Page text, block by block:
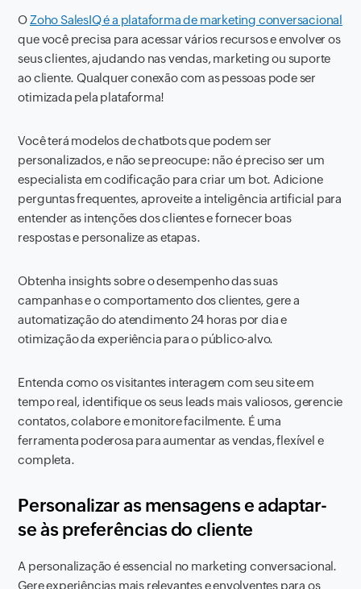
O Zoho SalesIQ é a plataforma de marketing conversacional
que você precisa para acessar vários recursos e envolver os
seus clientes, ajudando nas vendas, marketing ou suporte
ao cliente. Qualquer conexão com as pessoas pode ser
otimizada pela plataforma!
Você terá modelos de chatbots que podem ser
personalizados, e não se preocupe: não é preciso ser um
especialista em codificação para criar um bot. Adicione
perguntas frequentes, aproveite a inteligência artificial para
entender as intenções dos clientes e fornecer boas
respostas e personalize as etapas.
Obtenha insights sobre o desempenho das suas
campanhas e o comportamento dos clientes, gere a
automatização do atendimento 24 horas por dia e
otimização da experiência para o público-alvo.
Entenda como os visitantes interagem com seu site em
tempo real, identifique os seus leads mais valiosos, gerencie
contatos, colabore e monitore facilmente. É uma
ferramenta poderosa para aumentar as vendas, flexível e
completa.
Personalizar as mensagens e adaptar-
se às preferências do cliente
A personalização é essencial no marketing conversacional.
Gere experiências mais relevantes e envolventes para os